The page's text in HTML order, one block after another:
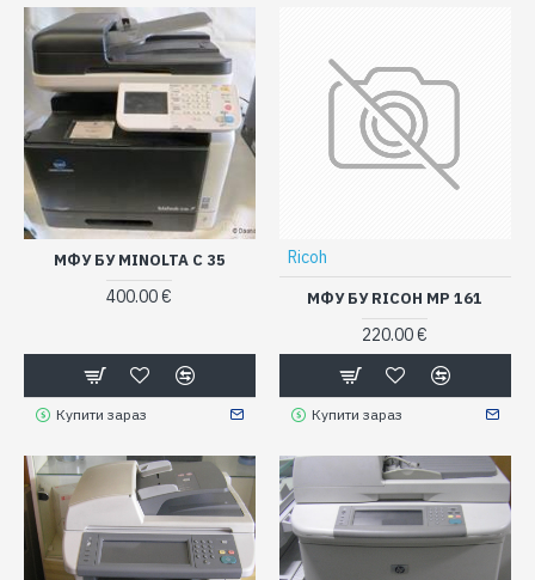
МФУ БУ MINOLTA C 35
400.00 €
Купити зараз
Ricoh
МФУ БУ RICOH МР 161
220.00 €
Купити зараз